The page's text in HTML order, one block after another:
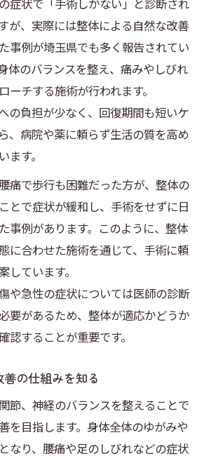
康な体づくりを始めるコツ
でのカウンセリングの重要性
整体という選択肢も
性的な痛みに効果的な理由
る症状改善の流れを解説
ぶ際のポイントと注意点
られる日常生活の変化とは
者の声から学ぶ効果と実感
に整体が効く理由
痛やしびれに与える影響
る神経圧迫の緩和方法
の安心感と無痛へのこだわり
本原因にアプローチする方法
術後の身体変化と日常ケア
の特徴と安心感を解説
で再発予防を実現する方法
活習慣改善の両立ポイント
症状で「手術しかない」と診断され
が、実際には整体による自然な改善
事例が埼玉県でも多く報告されてい
体のバランスを整え、痛みやしびれ
ーチする施術が行われます。
の負担が少なく、回復期間も短いケ
、病院や薬に頼らず生活の質を高め
ます。
痛で歩行も困難だった方が、整体の
とで症状が緩和し、手術をせずに日
事例があります。このように、整体
に合わせた施術を通じて、手術に頼
しています。
や急性の症状については医師の診断
要があるため、整体が適応かどうか
認することが重要です。
の仕組みを知る
節、神経のバランスを整えることで
を目指します。身体全体のゆがみや
なり、腰痛や足のしびれなどの症状